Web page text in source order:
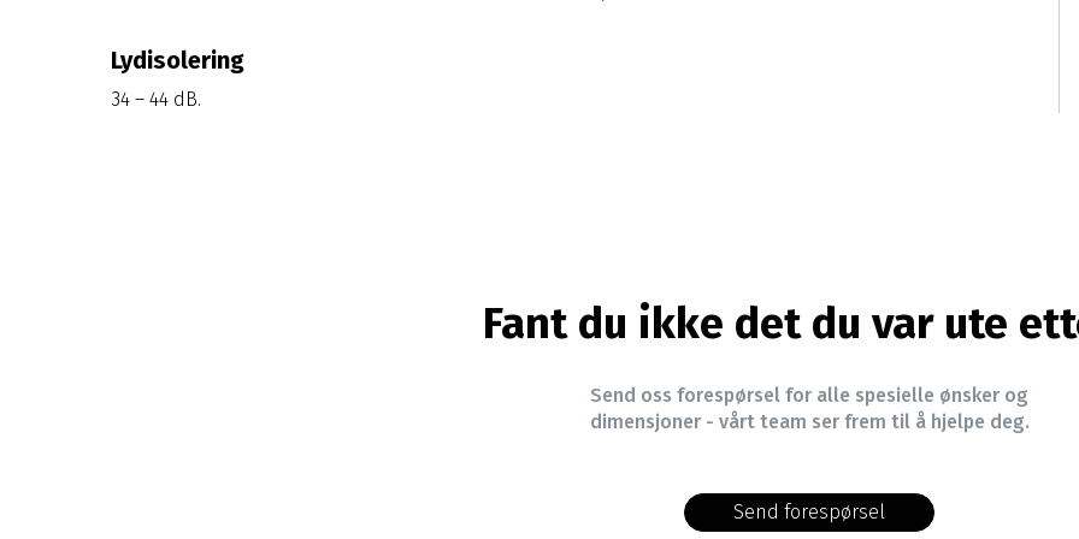
Lydisolering
34 – 44 dB.
Fant du ikke det du var ute
Send oss forespørsel for alle spesielle ønsker og
dimensjoner - vårt team ser frem til å hjelpe deg.
Send forespørsel